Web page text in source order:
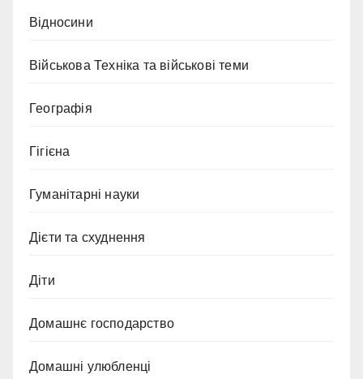
Відносини
Військова Техніка та військові теми
Географія
Гігієна
Гуманітарні науки
Дієти та схуднення
Діти
Домашнє господарство
Домашні улюбленці